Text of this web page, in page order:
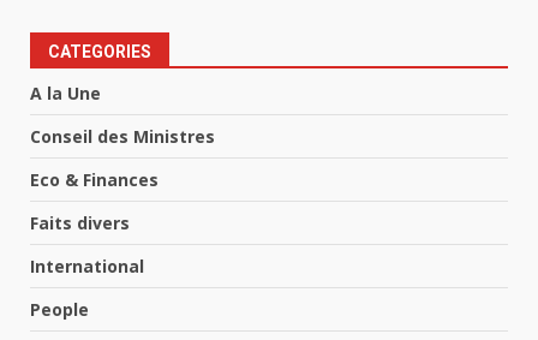
CATEGORIES
A la Une
Conseil des Ministres
Eco & Finances
Faits divers
International
People